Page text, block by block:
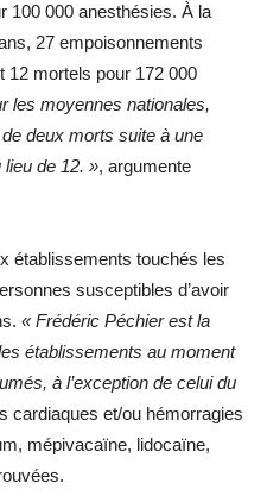
100 000 anesthésies. À la
27 empoisonnements
12 mortels pour 172 000
les moyennes nationales,
deux morts suite à une
de 12. », argumente
établissements touchés les
susceptibles d’avoir
« Frédéric Péchier est la
établissements au moment
à l’exception de celui du
cardiaques et/ou hémorragies
mépivacaïne, lidocaïne,